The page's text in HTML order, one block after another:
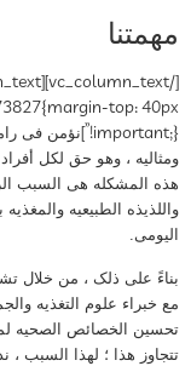
مهمتنا
top: 40px
!important;}”] نؤمن فی
ومثالیه ، وهو حق لکل
هذه المشکله هی السبب
واللذیذه الطبیعیه
الیومی.
بناءً على ذلک ، من خلال
مع خبراء علوم التغذیه
تحسین الخصائص الصحیه
تتجاوز هذا ؛ لهذا السبب ،